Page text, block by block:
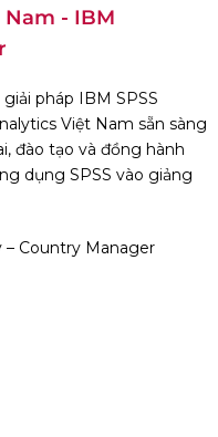
Nam - IBM
pháp IBM SPSS
Việt Nam sẵn sàng
đào tạo và đồng hành
dụng SPSS vào giảng
– Country Manager